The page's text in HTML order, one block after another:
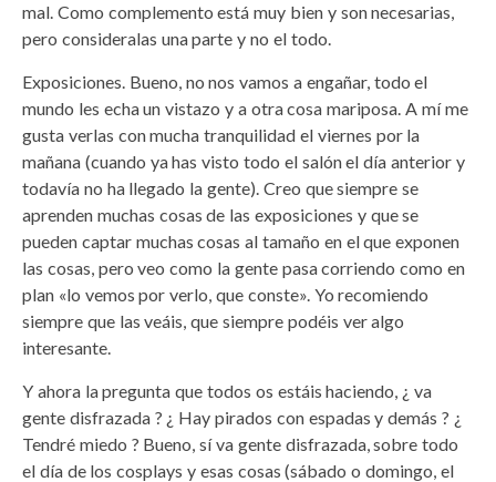
mal. Como complemento está muy bien y son necesarias,
pero consideralas una parte y no el todo.
Exposiciones. Bueno, no nos vamos a engañar, todo el
mundo les echa un vistazo y a otra cosa mariposa. A mí me
gusta verlas con mucha tranquilidad el viernes por la
mañana (cuando ya has visto todo el salón el día anterior y
todavía no ha llegado la gente). Creo que siempre se
aprenden muchas cosas de las exposiciones y que se
pueden captar muchas cosas al tamaño en el que exponen
las cosas, pero veo como la gente pasa corriendo como en
plan «lo vemos por verlo, que conste». Yo recomiendo
siempre que las veáis, que siempre podéis ver algo
interesante.
Y ahora la pregunta que todos os estáis haciendo, ¿ va
gente disfrazada ? ¿ Hay pirados con espadas y demás ? ¿
Tendré miedo ? Bueno, sí va gente disfrazada, sobre todo
el día de los cosplays y esas cosas (sábado o domingo, el